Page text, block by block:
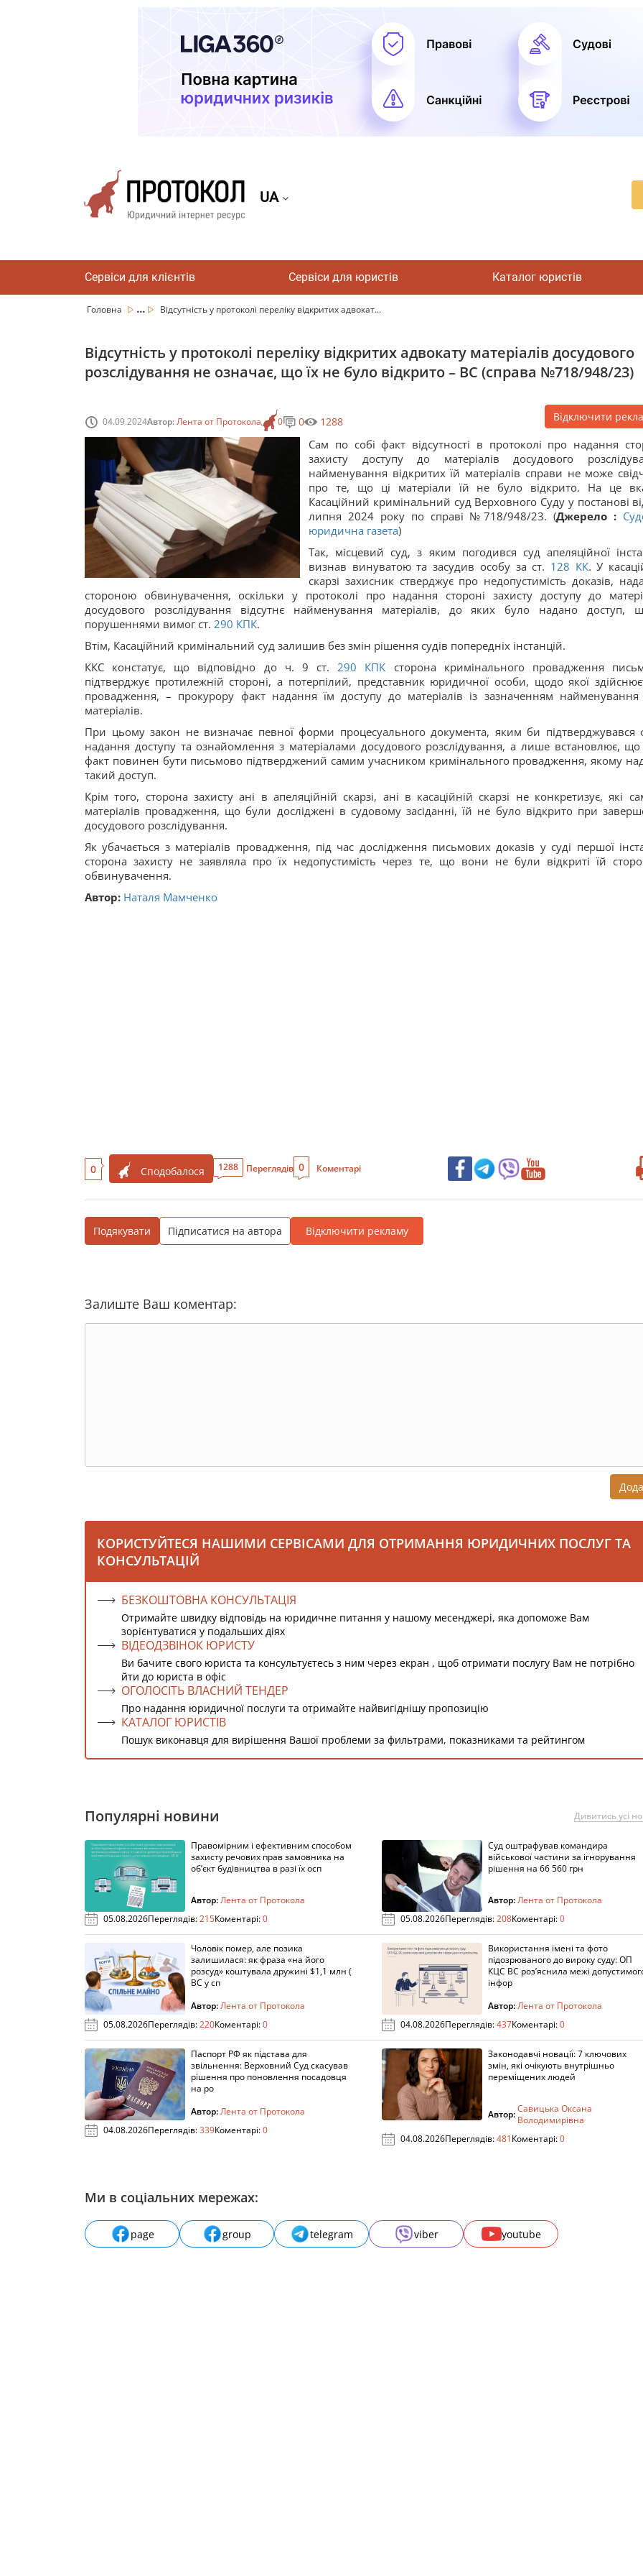
UA
Сервіси для клієнтів Сервіси для юристів Каталог юристів
Головна ... Відсутність у протоколі переліку відкритих адвокат...
Відсутність у протоколі переліку відкритих адвокату матеріалів досудового
розслідування не означає, що їх не було відкрито – ВС (справа №718/948/23)
04.09.2024Автор:Лента от Протокола 0 0 1288 Відключити
Сам по собі факт відсутності в протоколі про надання
захисту доступу до матеріалів досудового
найменування відкритих їй матеріалів справи не може
про те, що ці матеріали їй не було відкрито. На це
Касаційний кримінальний суд Верховного Суду у постанові
липня 2024 року по справі №718/948/23. (Джерело :
юридична газета)
Так, місцевий суд, з яким погодився суд апеляційної
визнав винуватою та засудив особу за ст. 128 КК. У
скарзі захисник стверджує про недопустимість доказів,
стороною обвинувачення, оскільки у протоколі про надання стороні захисту доступу до
досудового розслідування відсутнє найменування матеріалів, до яких було надано доступ,
порушеннями вимог ст. 290 КПК.
Втім, Касаційний кримінальний суд залишив без змін рішення судів попередніх інстанцій.
ККС констатує, що відповідно до ч. 9 ст. 290 КПК сторона кримінального провадження
підтверджує протилежній стороні, а потерпілий, представник юридичної особи, щодо якої
провадження, – прокурору факт надання їм доступу до матеріалів із зазначенням
матеріалів.
При цьому закон не визначає певної форми процесуального документа, яким би підтверджувався
надання доступу та ознайомлення з матеріалами досудового розслідування, а лише встановлює,
факт повинен бути письмово підтверджений самим учасником кримінального провадження, якому
такий доступ.
Крім того, сторона захисту ані в апеляційній скарзі, ані в касаційній скарзі не конкретизує, які
матеріалів провадження, що були досліджені в судовому засіданні, їй не було відкрито при
досудового розслідування.
Як убачається з матеріалів провадження, під час дослідження письмових доказів у суді першої
сторона захисту не заявляла про їх недопустимість через те, що вони не були відкриті їй
обвинувачення.
Автор: Наталя Мамченко
0 Сподобалося 1288 Переглядів 0 Коментарі
Подякувати Підписатися на автора Відключити рекламу
Залиште Ваш коментар:
КОРИСТУЙТЕСЯ НАШИМИ СЕРВІСАМИ ДЛЯ ОТРИМАННЯ ЮРИДИЧНИХ ПОСЛУГ ТА
КОНСУЛЬТАЦІЙ
БЕЗКОШТОВНА КОНСУЛЬТАЦІЯ
Отримайте швидку відповідь на юридичне питання у нашому месенджері, яка допоможе Вам
зорієнтуватися у подальших діях
ВІДЕОДЗВІНОК ЮРИСТУ
Ви бачите свого юриста та консультуєтесь з ним через екран , щоб отримати послугу Вам не потрібно
йти до юриста в офіс
ОГОЛОСІТЬ ВЛАСНИЙ ТЕНДЕР
Про надання юридичної послуги та отримайте найвигіднішу пропозицію
КАТАЛОГ ЮРИСТІВ
Пошук виконавця для вирішення Вашої проблеми за фильтрами, показниками та рейтингом
Популярні новини Дивитись усі
Правомірним і ефективним способом
захисту речових прав замовника на
об’єкт будівництва в разі їх осп
Автор:Лента от Протокола
05.08.2026Переглядів:215Коментарі:0
Суд оштрафував командира
військової частини за ігнорування
рішення на 66 560 грн
Автор:Лента от Протокола
05.08.2026Переглядів:208Коментарі:0
Чоловік помер, але позика
залишилася: як фраза «на його
розсуд» коштувала дружині $1,1 млн (
ВС у сп
Автор:Лента от Протокола
05.08.2026Переглядів:220Коментарі:0
Використання імені та фото
підозрюваного до вироку суду: ОП
КЦС ВС роз’яснила межі
інфор
Автор:Лента от Протокола
04.08.2026Переглядів:437Коментарі:0
Паспорт РФ як підстава для
звільнення: Верховний Суд скасував
рішення про поновлення посадовця
на ро
Автор:Лента от Протокола
04.08.2026Переглядів:339Коментарі:0
Законодавчі новації: 7 ключових
змін, які очікують внутрішньо
переміщених людей
Автор:Савицька Оксана
Володимирівна
04.08.2026Переглядів:481Коментарі:0
Ми в соціальних мережах:
page group telegram viber youtube